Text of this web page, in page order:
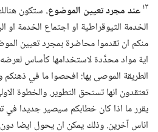
١٣عند مجرد تعيين الموضوع.‏ ستكون
الخدمة الثيوقراطية او اجتماع الخدمة
منكم ان تقدموا محاضرة بمجرد تعيين
اية مواد محدَّدة لاستخدامها كأساس
الطريقة الموصى بها:‏ افحصوا ما في ذهنكم
تعتقدون انها تستحق التطوير.‏ والخطوة
يقرر ما اذا كان خطابكم سيصير جديدا في
اناس آخرين.‏ وذلك يمكن ان يحول ايضا دون